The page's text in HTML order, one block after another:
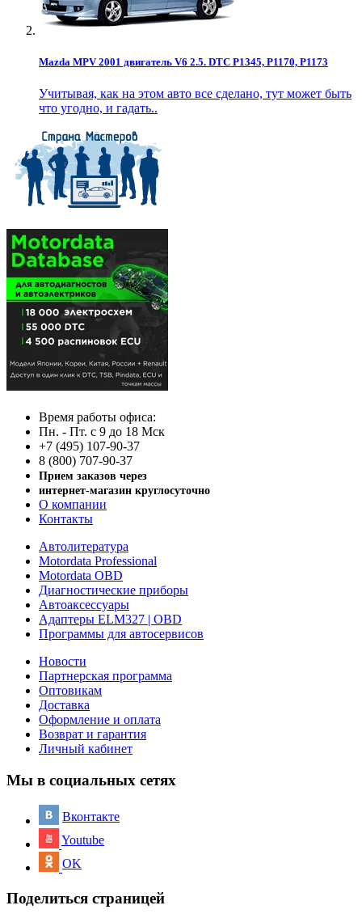
Mazda MPV 2001 двигатель V6 2.5. DTC P1345, P1170, P1173
Учитывая, как на этом авто все сделано, тут может быть
что угодно, и гадать..
Время работы офиса:
Пн. - Пт. с 9 до 18 Мск
+7 (495) 107-90-37
8 (800) 707-90-37
Прием заказов через
интернет-магазин круглосуточно
О компании
Контакты
Автолитература
Motordata Professional
Motordata OBD
Диагностические приборы
Автоаксессуары
Адаптеры ELM327 | OBD
Программы для автосервисов
Новости
Партнерская программа
Оптовикам
Доставка
Оформление и оплата
Возврат и гарантия
Личный кабинет
Мы в социальных сетях
Вконтакте
Youtube
OK
Поделиться страницей